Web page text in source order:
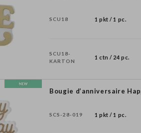
SCU18 1 pkt / 1 pc.
SCU18-
KARTON
1 ctn / 24 pc.
Bougie d’anniversaire
SCS-28-019 1 pkt / 1 pc.